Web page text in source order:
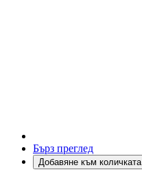
Бърз преглед
Добавяне към количката